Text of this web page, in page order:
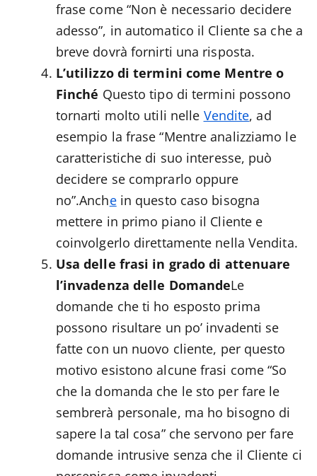
frase come “Non è necessario decidere
adesso”, in automatico il Cliente sa che a
breve dovrà fornirti una risposta.
L’utilizzo di termini come Mentre o
Finché Questo tipo di termini possono
tornarti molto utili nelle Vendite, ad
esempio la frase “Mentre analizziamo le
caratteristiche di suo interesse, può
decidere se comprarlo oppure
no”.Anchein questo caso bisogna
mettere in primo piano il Cliente e
coinvolgerlo direttamente nella Vendita.
Usa delle frasi in grado di attenuare
l’invadenza delle DomandeLe
domande che ti ho esposto prima
possono risultare un po’ invadenti se
fatte con un nuovo cliente, per questo
motivo esistono alcune frasi come “So
che la domanda che le sto per fare le
sembrerà personale, ma ho bisogno di
sapere la tal cosa” che servono per fare
domande intrusive senza che il Cliente ci